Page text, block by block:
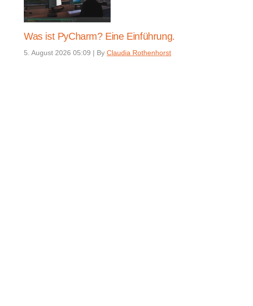
Was ist PyCharm? Eine Einführung.
5. August 2026 05:09 | By Claudia Rothenhorst